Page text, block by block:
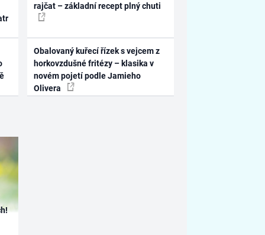
rajčat – základní recept plný chuti
Obalovaný kuřecí řízek s vejcem z
horkovzdušné fritézy – klasika v
novém pojetí podle Jamieho
Olivera